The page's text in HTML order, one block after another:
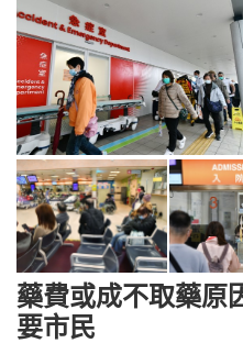
藥費或成不取藥原
要市民